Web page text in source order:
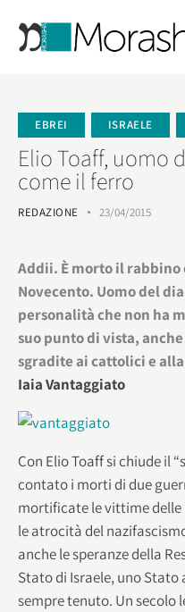
EBREI ISRAELE
Elio Toaff, uomo
come il ferro
REDAZIONE 23/04/2015
Addii. È morto il
Novecento. Uomo del
personalità che non ha
suo punto di vista,
sgradite ai cattolici e
Iaia Vantaggiato
Con Elio Toaff si chiude il
contato i morti di due
mortificate le vittime delle
le atrocità del
anche le speranze della
Stato di Israele, uno Stato
sempre tenuto. Un secolo